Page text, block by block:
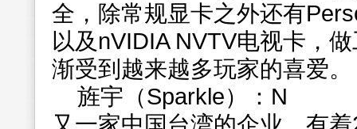
全，除常规显卡之外还有
以及nVIDIA NVTV电视卡，
渐受到越来越多玩家的喜爱。
旌宇（Sparkle）：N